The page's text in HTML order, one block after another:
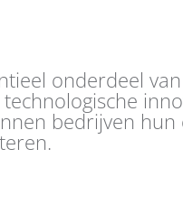
onderdeel
bedrijven